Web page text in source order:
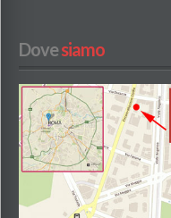
Dove siamo